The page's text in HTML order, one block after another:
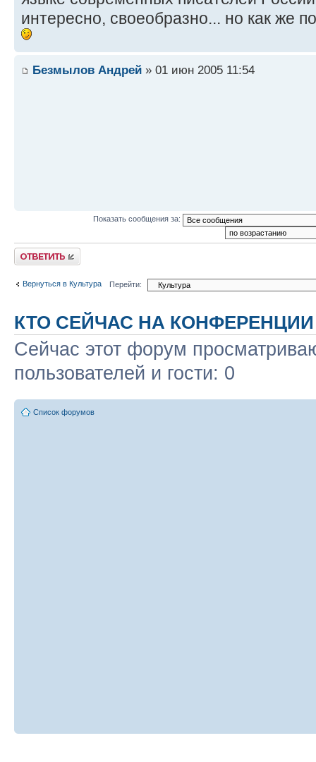
интересно, своеобразно... но как же
Безмылов Андрей » 01 июн 2005 11:54
Показать сообщения за:
Ответить
Вернуться в Культура Перейти:
КТО СЕЙЧАС НА КОНФЕРЕНЦИИ
Сейчас этот форум
пользователей и гости: 0
Список форумов